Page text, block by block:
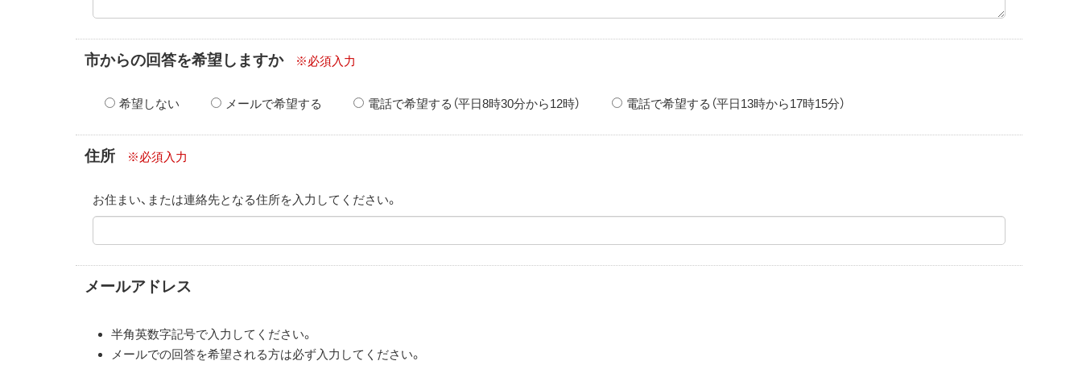
市からの回答を希望しますか ※必須入力
希望しない メールで希望する 電話で希望する（平日8時30分から12時） 電話で希望する（平日13時から17時15分）
住所 ※必須入力
お住まい、または連絡先となる住所を入力してください。
メールアドレス
半角英数字記号で入力してください。
メールでの回答を希望される方は必ず入力してください。